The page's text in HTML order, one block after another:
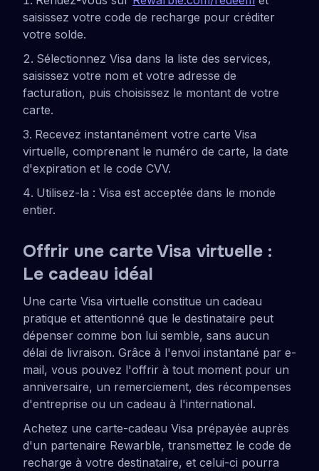
saisissez votre code de recharge pour créditer
votre solde.
Sélectionnez Visa dans la liste des services,
saisissez votre nom et votre adresse de
facturation, puis choisissez le montant de votre
carte.
Recevez instantanément votre carte Visa
virtuelle, comprenant le numéro de carte, la date
d'expiration et le code CVV.
Utilisez-la : Visa est acceptée dans le monde
entier.
Offrir une carte Visa virtuelle :
Le cadeau idéal
Une carte Visa virtuelle constitue un cadeau
pratique et attentionné que le destinataire peut
dépenser comme bon lui semble, sans aucun
délai de livraison. Grâce à l'envoi instantané par e-
mail, vous pouvez l'offrir à tout moment pour un
anniversaire, un remerciement, des récompenses
d'entreprise ou un cadeau à l'international.
Achetez une carte-cadeau Visa prépayée auprès
d'un partenaire Rewarble, transmettez le code de
recharge à votre destinataire, et celui-ci pourra